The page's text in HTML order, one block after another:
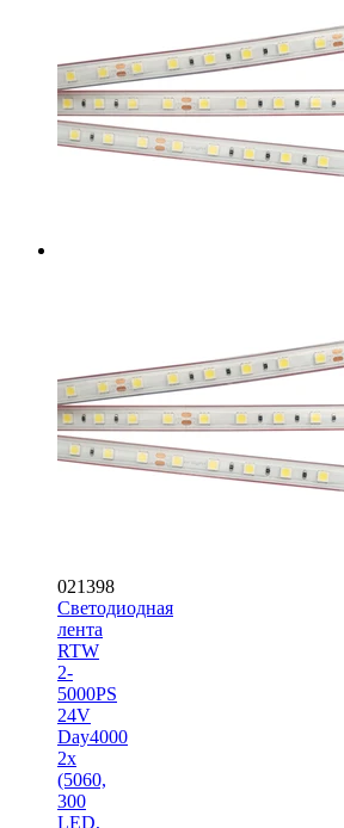
021398
Светодиодная
лента
RTW
2-
5000PS
24V
Day4000
2x
(5060,
300
LED,